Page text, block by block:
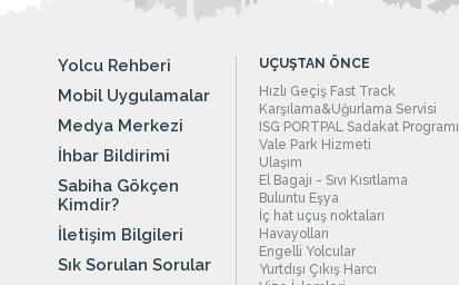
Yolcu Rehberi
Mobil Uygulamalar
Medya Merkezi
İhbar Bildirimi
Sabiha Gökçen
Kimdir?
İletişim Bilgileri
Sık Sorulan Sorular
UÇUŞTAN ÖNCE
Hızlı Geçiş Fast Track
Karşılama&Uğurlama Servisi
ISG PORTPAL Sadakat Programı
Vale Park Hizmeti
Ulaşım
El Bagajı - Sıvı Kısıtlama
Buluntu Eşya
İç hat uçuş noktaları
Havayolları
Engelli Yolcular
Yurtdışı Çıkış Harcı